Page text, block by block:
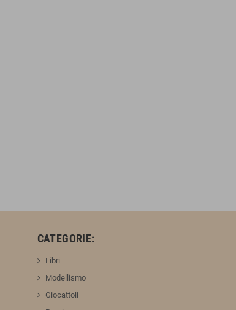
CATEGORIE:
Libri
Modellismo
Giocattoli